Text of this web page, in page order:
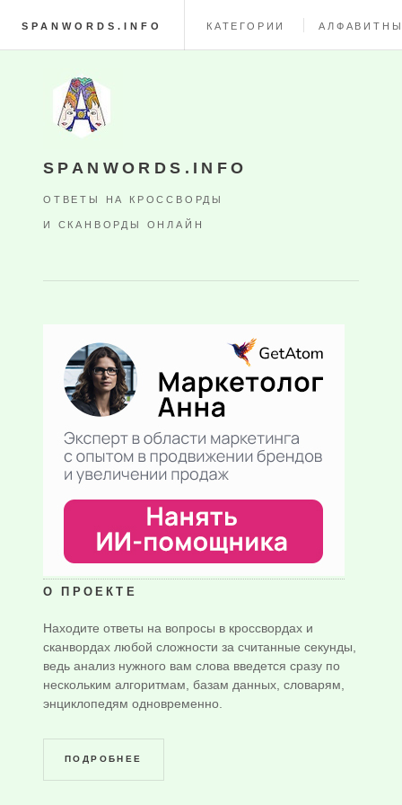
SPANWORDS.INFO КАТЕГОРИИ
SPANWORDS.INFO
ОТВЕТЫ НА КРОССВОРДЫ
И СКАНВОРДЫ ОНЛАЙН
О ПРОЕКТЕ
Находите ответы на вопросы в кроссвордах и
сканвордах любой сложности за считанные секунды,
ведь анализ нужного вам слова введется сразу по
нескольким алгоритмам, базам данных, словарям,
энциклопедям одновременно.
ПОДРОБНЕЕ